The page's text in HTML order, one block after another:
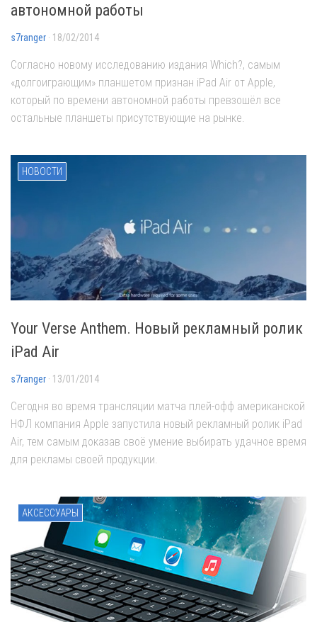
автономной работы
s7ranger · 18/02/2014
Согласно новому исследованию издания Which?, самым
«долгоиграющим» планшетом признан iPad Air от Apple,
который по времени автономной работы превзошёл все
остальные планшеты присутствующие на рынке.
НОВОСТИ
Your Verse Anthem. Новый рекламный ролик
iPad Air
s7ranger · 13/01/2014
Сегодня во время трансляции матча плей-офф американской
НФЛ компания Apple запустила новый рекламный ролик iPad
Air, тем самым доказав своё умение выбирать удачное время
для рекламы своей продукции.
АКСЕССУАРЫ